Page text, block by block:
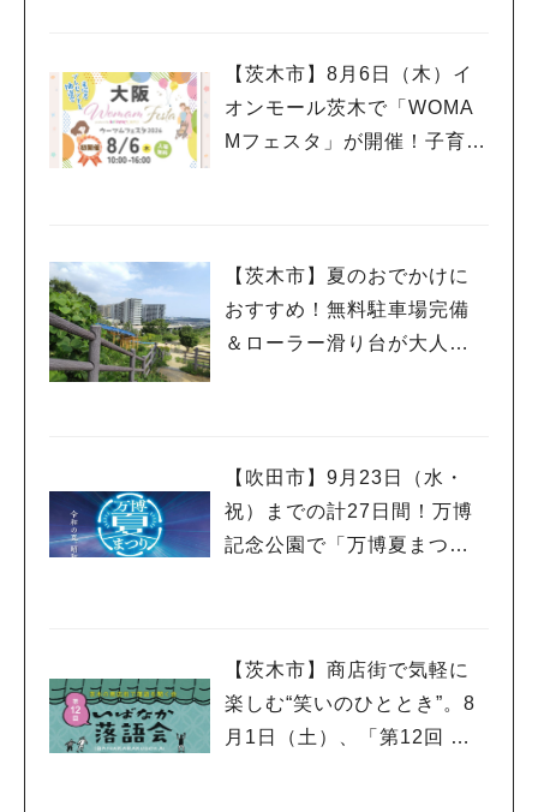
【茨木市】8月6日（木）イ
オンモール茨木で「WOMA
Mフェスタ」が開催！子育て
【茨木市】夏のおでかけに
おすすめ！無料駐車場完備
＆ローラー滑り台が大人気
【吹田市】9月23日（水・
祝）までの計27日間！万博
記念公園で「万博夏まつり2
【茨木市】商店街で気軽に
楽しむ“笑いのひととき”。8
月1日（土）、「第12回 い